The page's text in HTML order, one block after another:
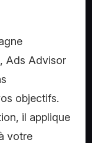
Ads Advisor
objectifs.
il applique
votre